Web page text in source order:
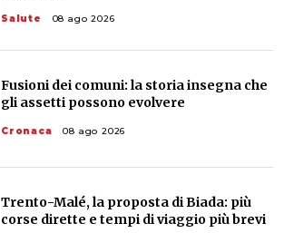
Salute 08 ago 2026
Fusioni dei comuni: la storia insegna che
gli assetti possono evolvere
Cronaca 08 ago 2026
Trento-Malé, la proposta di Biada: più
corse dirette e tempi di viaggio più brevi